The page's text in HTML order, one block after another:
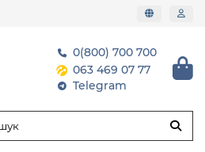
0(800) 700 700
063 469 07 77
Telegram